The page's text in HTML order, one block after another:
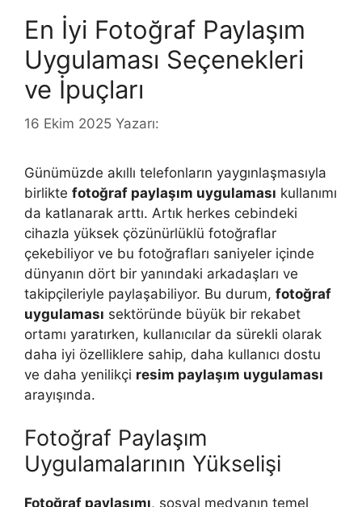
En İyi Fotoğraf Paylaşım
Uygulaması Seçenekleri
ve İpuçları
16 Ekim 2025 Yazarı:
Günümüzde akıllı telefonların yaygınlaşmasıyla
birlikte fotoğraf paylaşım uygulaması kullanımı
da katlanarak arttı. Artık herkes cebindeki
cihazla yüksek çözünürlüklü fotoğraflar
çekebiliyor ve bu fotoğrafları saniyeler içinde
dünyanın dört bir yanındaki arkadaşları ve
takipçileriyle paylaşabiliyor. Bu durum, fotoğraf
uygulaması sektöründe büyük bir rekabet
ortamı yaratırken, kullanıcılar da sürekli olarak
daha iyi özelliklere sahip, daha kullanıcı dostu
ve daha yenilikçi resim paylaşım uygulaması
arayışında.
Fotoğraf Paylaşım
Uygulamalarının Yükselişi
Fotoğraf paylaşımı, sosyal medyanın temel